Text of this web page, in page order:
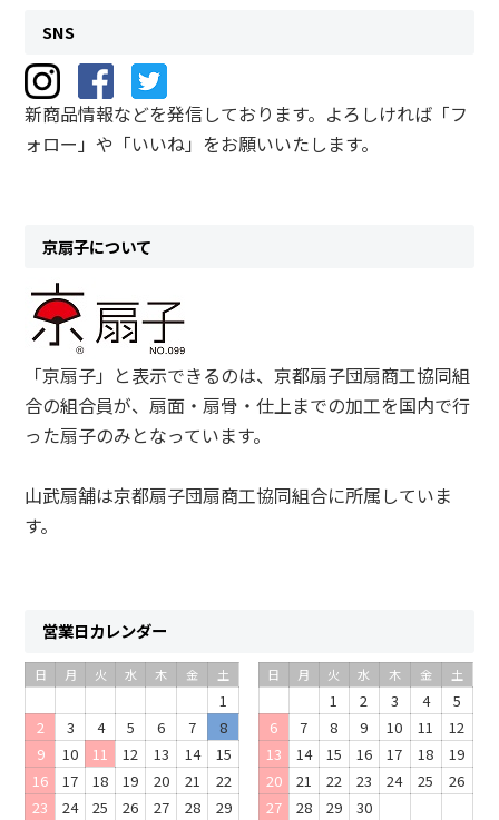
SNS
新商品情報などを発信しております。よろしければ「フ
ォロー」や「いいね」をお願いいたします。
京扇子について
「京扇子」と表示できるのは、京都扇子団扇商工協同組
合の組合員が、扇面・扇骨・仕上までの加工を国内で行
った扇子のみとなっています。
山武扇舗は京都扇子団扇商工協同組合に所属していま
す。
営業日カレンダー
日 月 火 水 木 金 土
1
2
3 4 5 6 7
8
9
10 11 12 13 14
15
16
17 18 19 20 21
22
23
24 25 26 27 28 29
日 月 火 水 木 金 土
1 2 3 4
5
6
7 8 9 10 11
12
13
14 15 16 17 18
19
20
21 22 23 24 25
26
27
28 29 30